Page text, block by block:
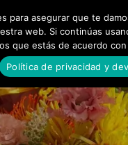
0
para asegurar que te
web. Si continúas
que estás de acuerdo
Política de privacidad y